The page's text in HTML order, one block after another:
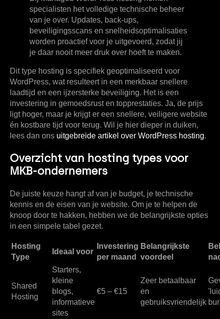
specialisten het volledige technische beheer
van je over. Updates, back-ups,
beveiligingsscans en snelheidsoptimalisaties
worden proactief voor je uitgevoerd, zodat jij
je daar nooit meer druk over hoeft te maken.
Dit type hosting is specifiek geoptimaliseerd voor
WordPress, wat resulteert in een merkbaar snellere
laadtijd en een ijzersterke beveiliging. Het is een
investering in gemoedsrust en topprestaties. Ja, de prijs
ligt hoger, maar je krijgt er een snellere, veiligere website
én kostbare tijd voor terug. Wil je hier dieper in duiken,
lees dan ons uitgebreide artikel over WordPress hosting.
Overzicht van hosting types voor
MKB-ondernemers
De juiste keuze hangt af van je budget, je technische
kennis en de eisen van je website. Om je te helpen de
knoop door te hakken, hebben we de belangrijkste opties
in een simpele tabel gezet.
Hosting
Type
Ideaal voor
Investering
per maand
Belangrijkste
voordeel
Shared
Hosting
Starters,
kleine
blogs,
informatieve
sites
€5 – €15
Zeer betaalbaar
en
gebruiksvriendelijk